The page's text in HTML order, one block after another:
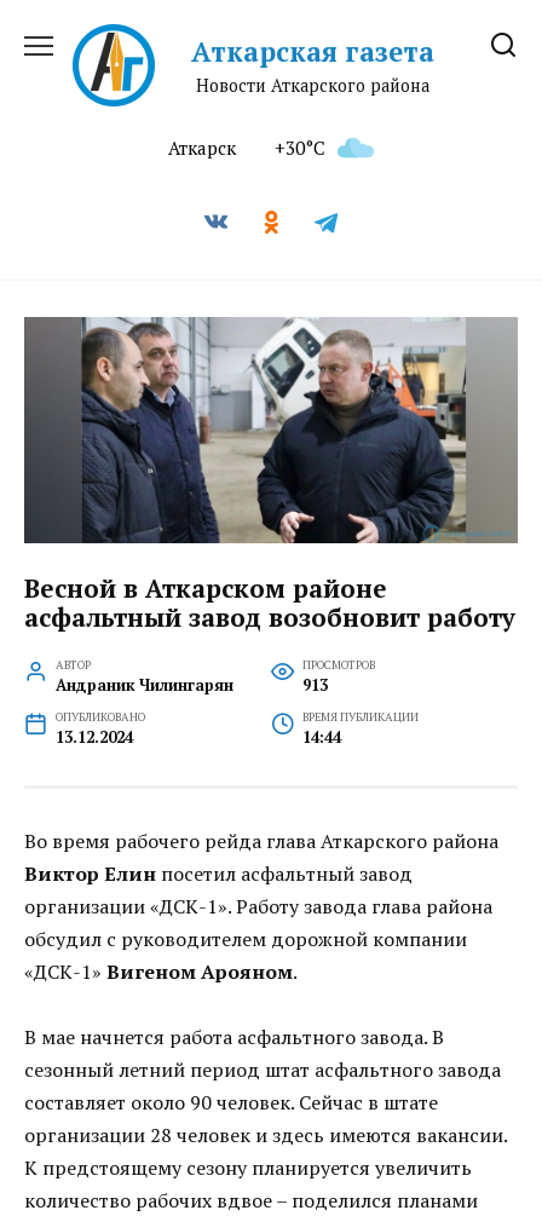
содержанию
Аткарская газета
Новости Аткарского района
Аткарск +30°C
Весной в Аткарском районе
асфальтный завод возобновит работу
АВТОР
Андраник Чилингарян
ПРОСМОТРОВ
913
ОПУБЛИКОВАНО
13.12.2024
ВРЕМЯ ПУБЛИКАЦИИ
14:44
Во время рабочего рейда глава Аткарского района
Виктор Елин посетил асфальтный завод
организации «ДСК-1». Работу завода глава района
обсудил с руководителем дорожной компании
«ДСК-1» Вигеном Арояном.
В мае начнется работа асфальтного завода. В
сезонный летний период штат асфальтного завода
составляет около 90 человек. Сейчас в штате
организации 28 человек и здесь имеются вакансии.
К предстоящему сезону планируется увеличить
количество рабочих вдвое – поделился планами